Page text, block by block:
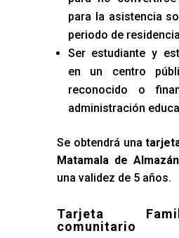
para la asistencia
periodo de
Ser estudiante y
en un centro
reconocido o
administración
Se obtendrá una
Matamala de Almazán
una validez de 5 años.
Tarjeta
comunitario